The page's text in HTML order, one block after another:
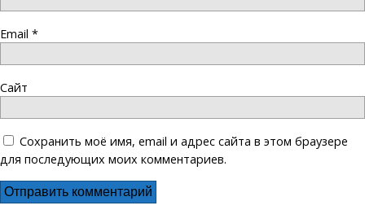
Email *
Сайт
Сохранить моё имя, email и адрес сайта в этом браузере
для последующих моих комментариев.